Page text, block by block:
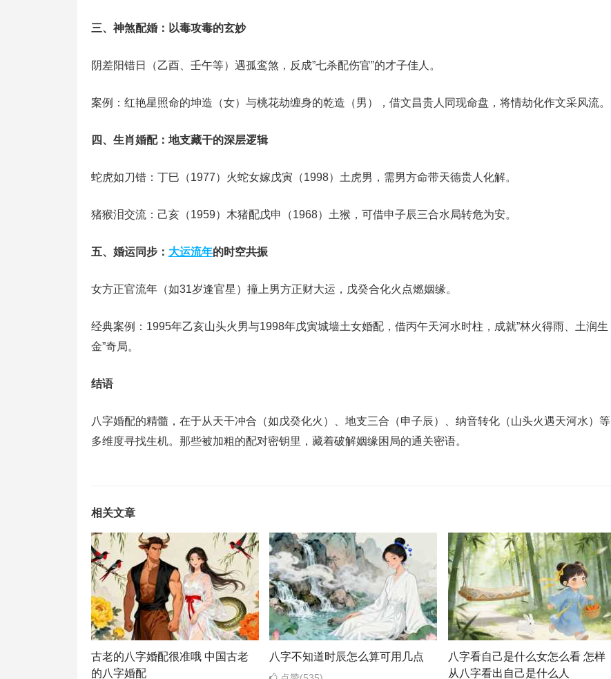
三、‌神煞配婚‌：以毒攻毒的玄妙
‌阴差阳错日‌（乙酉、壬午等）遇‌孤鸾煞‌，反成”七杀配伤官”的才子佳人‌。
案例：‌红艳星‌照命的坤造（女）与‌桃花劫‌缠身的乾造（男），借‌文昌贵人‌同现命盘，将情劫化作文采风流‌。
四、‌生肖婚配‌：地支藏干的深层逻辑
‌蛇虎如刀错‌：‌丁巳（1977）火蛇‌女嫁‌戊寅（1998）土虎‌男，需男方命带‌天德贵人‌化解‌。
‌猪猴泪交流‌：‌己亥（1959）木猪‌配‌戊申（1968）土猴‌，可借‌申子辰‌三合水局转危为安‌。
五、‌婚运同步‌： 大运流年的时空共振
女方‌正官流年‌（如31岁逢官星）撞上男方‌正财大运‌，戊癸合化火点燃姻缘‌。
经典案例：1995年‌乙亥山头火‌男与1998年‌戊寅城墙土‌女婚配，借‌丙午天河水‌时柱，成就”林火得雨、土润生
金”奇局‌。
‌结语​​​​​​​‌
八字婚配的精髓，在于从‌天干冲合‌（如戊癸化火）、‌地支三合‌（申子辰）、‌纳音转化‌（山头火遇天河水）等
多维度寻找生机‌。那些被加粗的配对密钥里，藏着破解姻缘困局的通关密语。
相关文章
古老的八字婚配很准哦 中国古老
的八字婚配
八字不知道时辰怎么算可用几点
八字看自己是什么女怎么看 怎样
从八字看出自己是什么人